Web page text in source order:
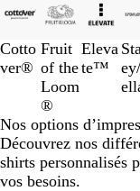
Cotto
ver®
Fruit
of the
Loom
®
Eleva
te™
1
3
sur
Nos options
Découvrez nos
shirts personnalisés
vos besoins.